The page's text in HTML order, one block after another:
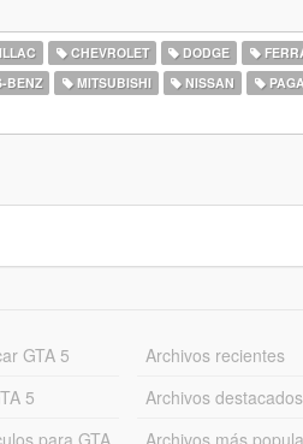
CHEVROLET DODGE
BENZ MITSUBISHI NISSAN
GTA 5
5
para GTA
Archivos recientes
Archivos destacados
Archivos más